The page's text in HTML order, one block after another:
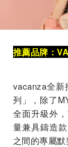
推薦品牌：
vacanza全新
列」，除了
全面升級外
量兼具鑄造
之間的專屬